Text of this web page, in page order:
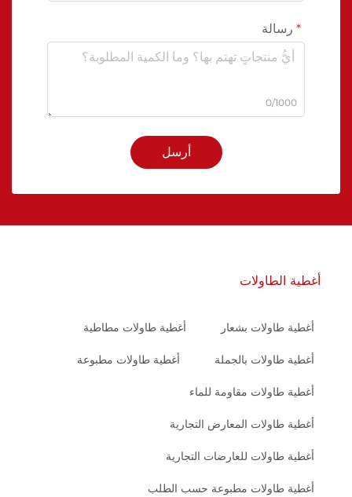
رسالة
0/1000
أرسل
أغطية الطاولات
أغطية طاولات بشعار أغطية طاولات مطاطية
أغطية طاولات بالجملة أغطية طاولات مطبوعة
أغطية طاولات مقاومة للماء
أغطية طاولات المعارض التجارية
أغطية طاولات للعارضات التجارية
أغطية طاولات مطبوعة حسب الطلب